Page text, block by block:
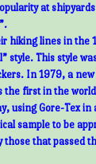
at
hiking lines in the
style. This style
In 1979, a
the first in the
using Gore-Tex in
sample to be
those that passed